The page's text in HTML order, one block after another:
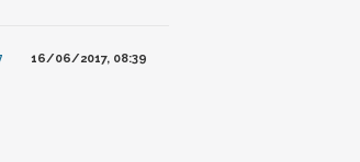
16/06/2017, 08:39